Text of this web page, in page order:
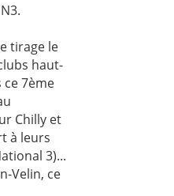
tirage le
haut-
7ème
Chilly et
à leurs
3)...
Velin, ce